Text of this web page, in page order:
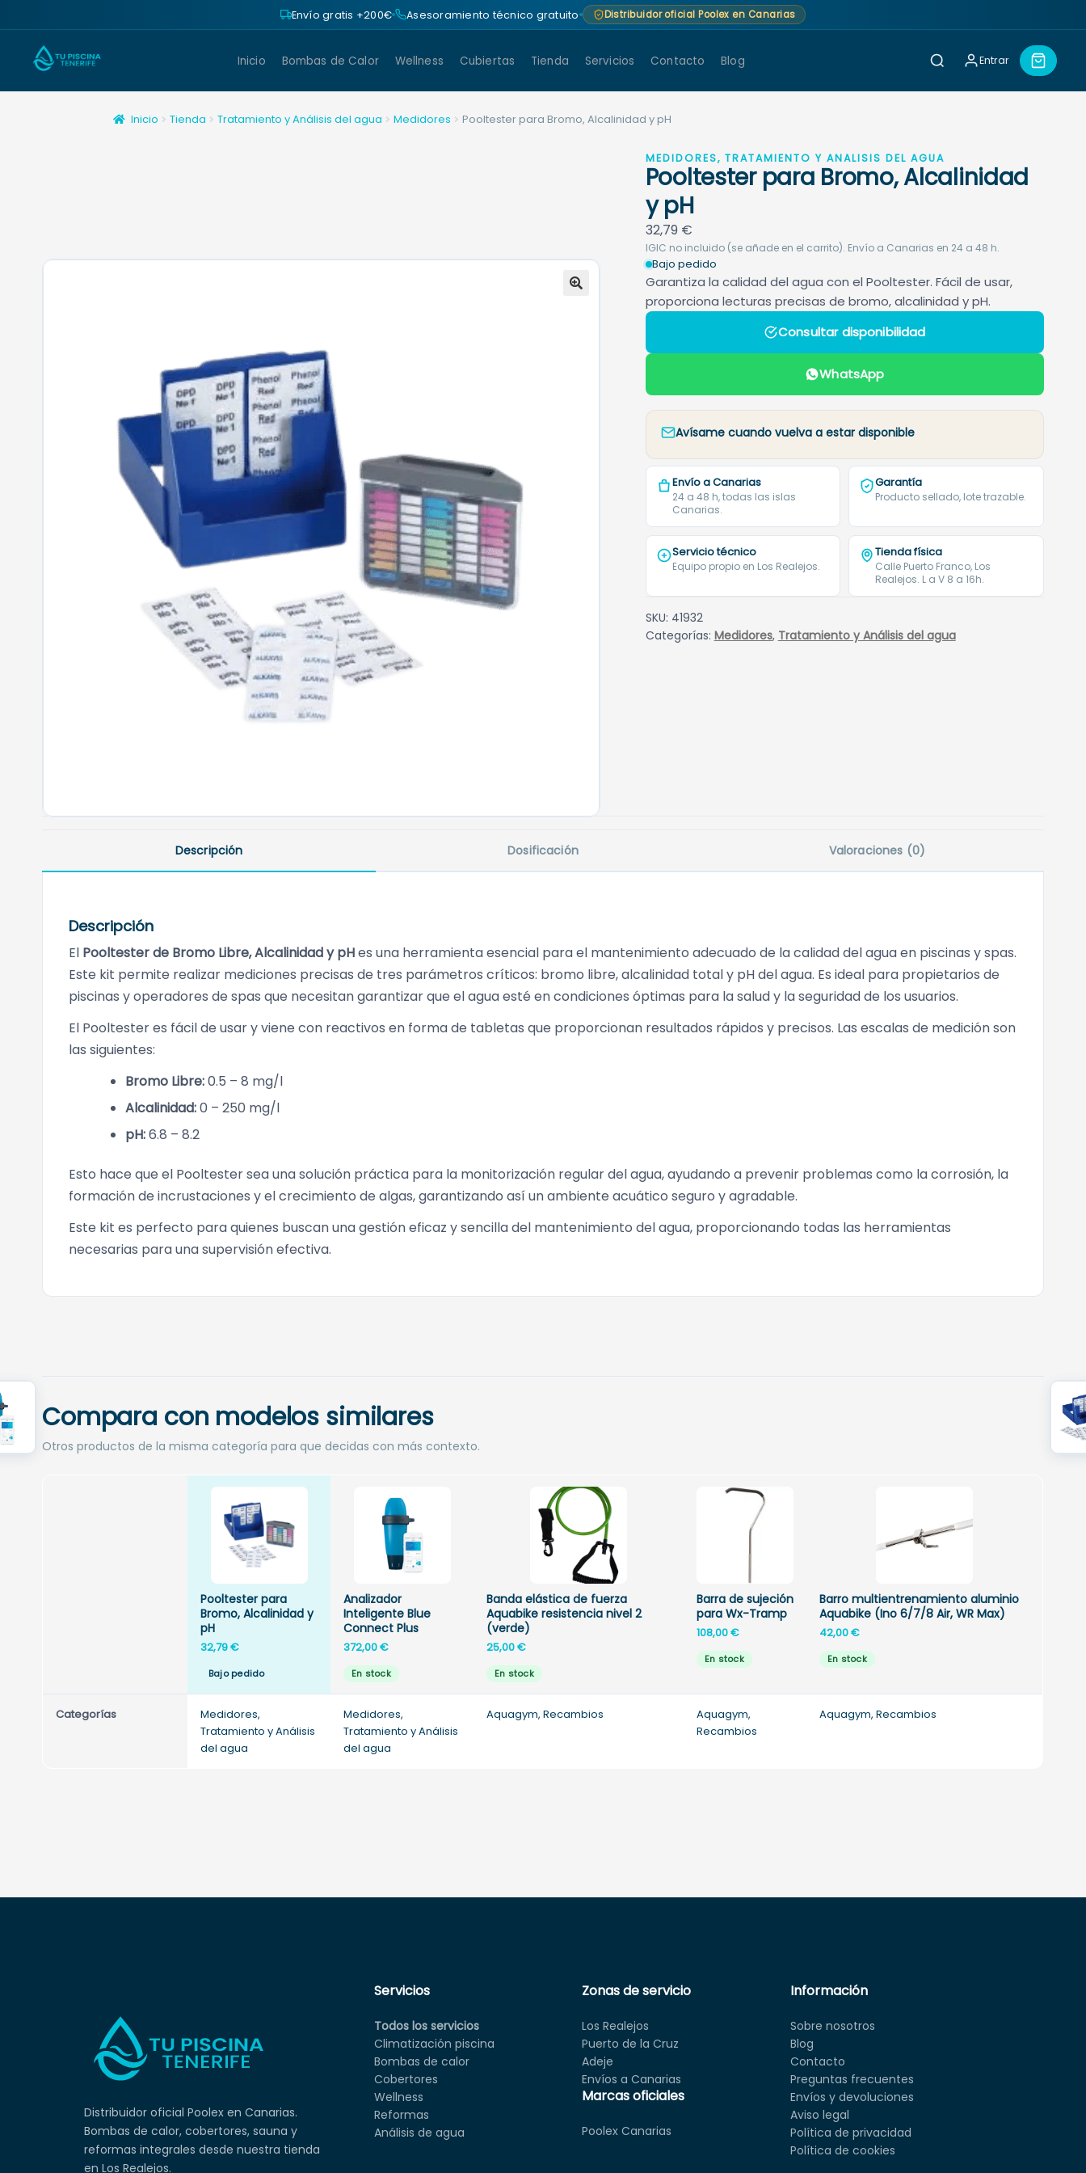
Envío gratis +200€ Asesoramiento técnico gratuito Distribuidor oficial Poolex en Canarias
Inicio Bombas de Calor Wellness Cubiertas Tienda Servicios Contacto Blog Entrar
Inicio Tienda Tratamiento y Análisis del agua Medidores Pooltester para Bromo, Alcalinidad y pH
MEDIDORES, TRATAMIENTO Y ANÁLISIS DEL AGUA
Pooltester para Bromo, Alcalinidad
y pH
32,79 €
IGIC no incluido (se añade en el carrito). Envío a Canarias en 24 a 48 h.
Bajo pedido
Garantiza la calidad del agua con el Pooltester. Fácil de usar,
proporciona lecturas precisas de bromo, alcalinidad y pH.
Consultar disponibilidad
WhatsApp
Avísame cuando vuelva a estar disponible
Envío a Canarias
24 a 48 h, todas las islas
Canarias.
Garantía
Producto sellado, lote trazable.
Servicio técnico
Equipo propio en Los Realejos.
Tienda física
Calle Puerto Franco, Los
Realejos. L a V 8 a 16h.
SKU: 41932
Categorías: Medidores, Tratamiento y Análisis del agua
Descripción Dosificación Valoraciones (0)
Descripción
El Pooltester de Bromo Libre, Alcalinidad y pHes una herramienta esencial para el mantenimiento adecuado de la calidad del agua en piscinas y spas.
Este kit permite realizar mediciones precisas de tres parámetros críticos: bromo libre, alcalinidad total y pH del agua. Es ideal para propietarios de
piscinas y operadores de spas que necesitan garantizar que el agua esté en condiciones óptimas para la salud y la seguridad de los usuarios.
El Pooltester es fácil de usar y viene con reactivos en forma de tabletas que proporcionan resultados rápidos y precisos. Las escalas de medición son
las siguientes:
Bromo Libre:0.5 – 8 mg/l
Alcalinidad:0 – 250 mg/l
pH:6.8 – 8.2
Esto hace que el Pooltester sea una solución práctica para la monitorización regular del agua, ayudando a prevenir problemas como la corrosión, la
formación de incrustaciones y el crecimiento de algas, garantizando así un ambiente acuático seguro y agradable.
Este kit es perfecto para quienes buscan una gestión eficaz y sencilla del mantenimiento del agua, proporcionando todas las herramientas
necesarias para una supervisión efectiva.
Compara con modelos similares
Otros productos de la misma categoría para que decidas con más contexto.
Pooltester para
Bromo, Alcalinidad y
pH
32,79€
Bajo pedido
Analizador
Inteligente Blue
Connect Plus
372,00€
En stock
Banda elástica de fuerza
Aquabike resistencia nivel 2
(verde)
25,00€
En stock
Barra de sujeción
para Wx-Tramp
108,00€
En stock
Barro multientrenamiento aluminio
Aquabike (Ino 6/7/8 Air, WR Max)
42,00€
En stock
Categorías
Medidores,
Tratamiento y Análisis
del agua
Medidores,
Tratamiento y Análisis
del agua
Aquagym, Recambios
Aquagym,
Recambios
Aquagym, Recambios
Distribuidor oficial Poolex en Canarias.
Bombas de calor, cobertores, sauna y
reformas integrales desde nuestra tienda
en Los Realejos.
Servicios
Todos los servicios
Climatización piscina
Bombas de calor
Cobertores
Wellness
Reformas
Análisis de agua
Zonas de servicio
Los Realejos
Puerto de la Cruz
Adeje
Envíos a Canarias
Marcas oficiales
Poolex Canarias
Información
Sobre nosotros
Blog
Contacto
Preguntas frecuentes
Envíos y devoluciones
Aviso legal
Política de privacidad
Política de cookies